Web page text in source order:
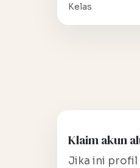
Kelas
Klaim akun
Jika ini profil